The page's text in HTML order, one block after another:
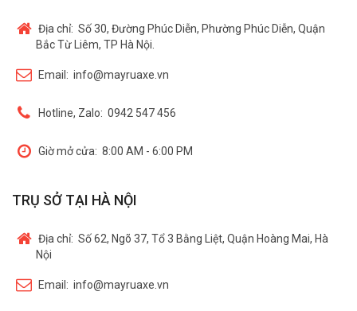
Địa chỉ: Số 30, Đường Phúc Diễn, Phường Phúc Diễn, Quận
Bắc Từ Liêm, TP Hà Nội.
Email: info@mayruaxe.vn
Hotline, Zalo: 0942 547 456
Giờ mở cửa: 8:00 AM - 6:00 PM
TRỤ SỞ TẠI HÀ NỘI
Địa chỉ: Số 62, Ngõ 37, Tổ 3 Bằng Liệt, Quận Hoàng Mai, Hà
Nội
Email: info@mayruaxe.vn